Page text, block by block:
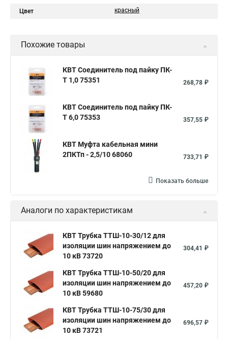
Цвет красный
Похожие товары
КВТ Соединитель под пайку ПК-
Т 1,0 75351
268,78 ₽
КВТ Соединитель под пайку ПК-
Т 6,0 75353
357,55 ₽
КВТ Муфта кабельная мини
2ПКТп - 2,5/10 68060
733,71 ₽
Показать больше
Аналоги по характеристикам
КВТ Трубка ТТШ-10-30/12 для
изоляции шин напряжением до
10 кВ 73720
304,41 ₽
КВТ Трубка ТТШ-10-50/20 для
изоляции шин напряжением до
10 кВ 59680
457,20 ₽
КВТ Трубка ТТШ-10-75/30 для
изоляции шин напряжением до
10 кВ 73721
696,57 ₽